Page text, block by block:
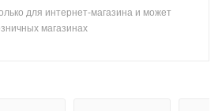
для интернет-магазина и может
магазинах